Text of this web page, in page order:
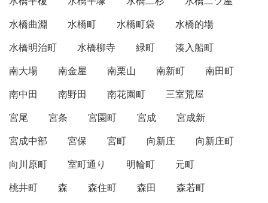
水橋曲淵
水橋町 水橋町袋
水橋的場
水橋明治町
水橋柳寺 緑町
湊入船町
南大場
南金屋 南栗山 南新町
南田町
南中田
南野田 南花園町
三室荒屋
宮尾
宮条 宮園町 宮成
宮成新
宮成中部
宮保 宮町 向新庄
向新庄町
向川原町
室町通り 明輪町
元町
桃井町
森 森住町 森田 森若町